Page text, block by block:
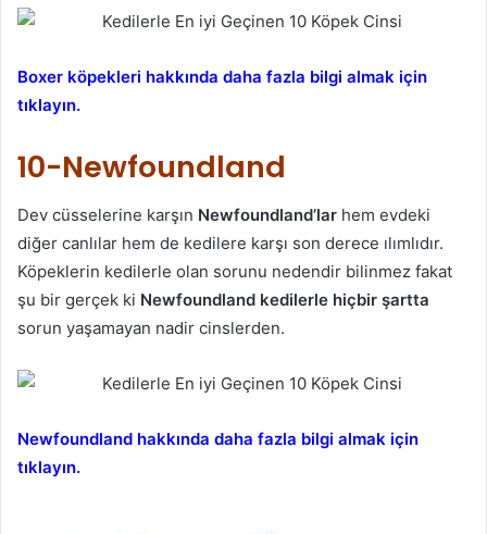
Boxer köpekleri hakkında daha fazla bilgi almak için
tıklayın.
10-Newfoundland
Dev cüsselerine karşın Newfoundland’lar hem evdeki
diğer canlılar hem de kedilere karşı son derece ılımlıdır.
Köpeklerin kedilerle olan sorunu nedendir bilinmez fakat
şu bir gerçek ki Newfoundland kedilerle hiçbir şartta
sorun yaşamayan nadir cinslerden.
Newfoundland hakkında daha fazla bilgi almak için
tıklayın.